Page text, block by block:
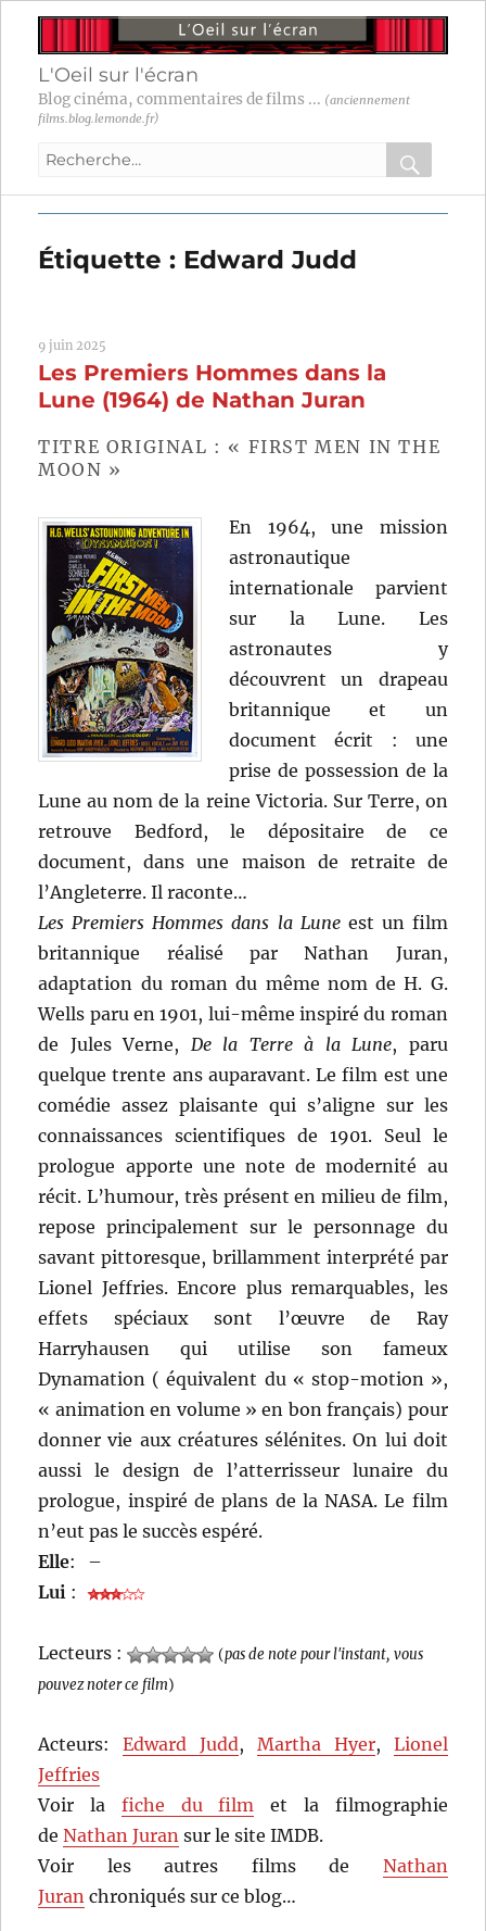
L'Oeil sur l'écran
Blog cinéma, commentaires de films ... (anciennement
films.blog.lemonde.fr)
Recherche
:
OK
Étiquette : Edward Judd
9 juin 2025
Les Premiers Hommes dans la
Lune (1964) de Nathan Juran
TITRE ORIGINAL : « FIRST MEN IN THE
MOON »
En 1964, une mission
astronautique
internationale parvient
sur la Lune. Les
astronautes y
découvrent un drapeau
britannique et un
document écrit : une
prise de possession de la
Lune au nom de la reine Victoria. Sur Terre, on
retrouve Bedford, le dépositaire de ce
document, dans une maison de retraite de
l’Angleterre. Il raconte…
Les Premiers Hommes dans la Luneest un film
britannique réalisé par Nathan Juran,
adaptation du roman du même nom de H. G.
Wells paru en 1901, lui-même inspiré du roman
de Jules Verne, De la Terre à la Lune, paru
quelque trente ans auparavant. Le film est une
comédie assez plaisante qui s’aligne sur les
connaissances scientifiques de 1901. Seul le
prologue apporte une note de modernité au
récit. L’humour, très présent en milieu de film,
repose principalement sur le personnage du
savant pittoresque, brillamment interprété par
Lionel Jeffries. Encore plus remarquables, les
effets spéciaux sont l’œuvre de Ray
Harryhausen qui utilise son fameux
Dynamation ( équivalent du « stop-motion »,
« animation en volume » en bon français) pour
donner vie aux créatures sélénites. On lui doit
aussi le design de l’atterrisseur lunaire du
prologue, inspiré de plans de la NASA. Le film
n’eut pas le succès espéré.
Elle:
–
Lui :
Lecteurs : (pas de note pour l'instant, vous
pouvez noter ce film)
Acteurs:Edward Judd, Martha Hyer, Lionel
Jeffries
Voir la fiche du film et la filmographie
deNathan Juran sur le site IMDB.
Voir les autres films de Nathan
Juran chroniqués sur ce blog…